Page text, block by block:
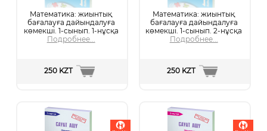
Математика: жиынтық
бағалауға дайындалуға
көмекші. 1-сынып. 1-нұсқа
Подробнее...
250 KZT
Математика: жиынтық
бағалауға дайындалуға
көмекші. 1-сынып. 2-нұсқа
Подробнее...
250 KZT